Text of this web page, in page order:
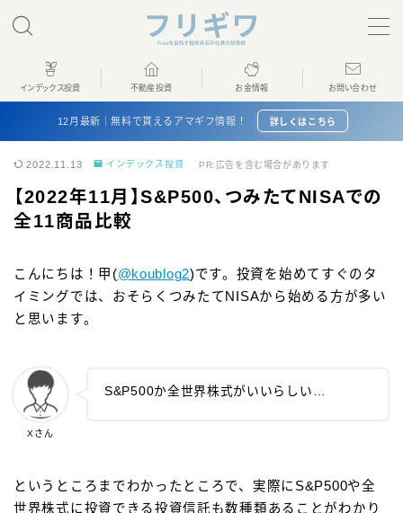
MENU
ホーム
インデックス投資
不動産投資
お金情報
プロフィール
お問い合わせ
インデックス投資 不動産投資 お金情報 お問い合わせ
12月最新｜無料で貰えるアマギフ情報！ 詳しくはこちら
2022.11.13 インデックス投資 PR:広告を含む場合があります
【2022年11月】S&P500、つみたてNISAでの
全11商品比較
こんにちは！甲(@koublog2)です。投資を始めてすぐのタ
イミングでは、おそらくつみたてNISAから始める方が多い
と思います。
Xさん
S&P500か全世界株式がいいらしい…
というところまでわかったところで、実際にS&P500や全
世界株式に投資できる投資信託も数種類あることがわかり